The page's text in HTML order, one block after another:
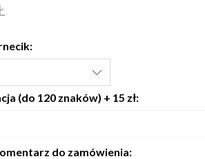
(do 120 znaków) + 15 zł:
do zamówienia: